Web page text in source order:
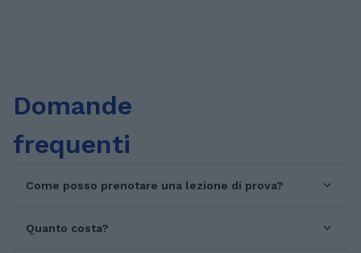
personalized support
Domande
frequenti
Come posso prenotare una lezione di prova?
Quanto costa?